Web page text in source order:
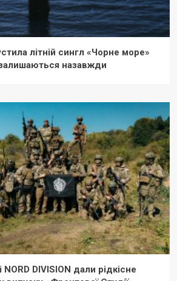
літній сингл «Чорне море»
назавжди
DIVISION дали рідкісне